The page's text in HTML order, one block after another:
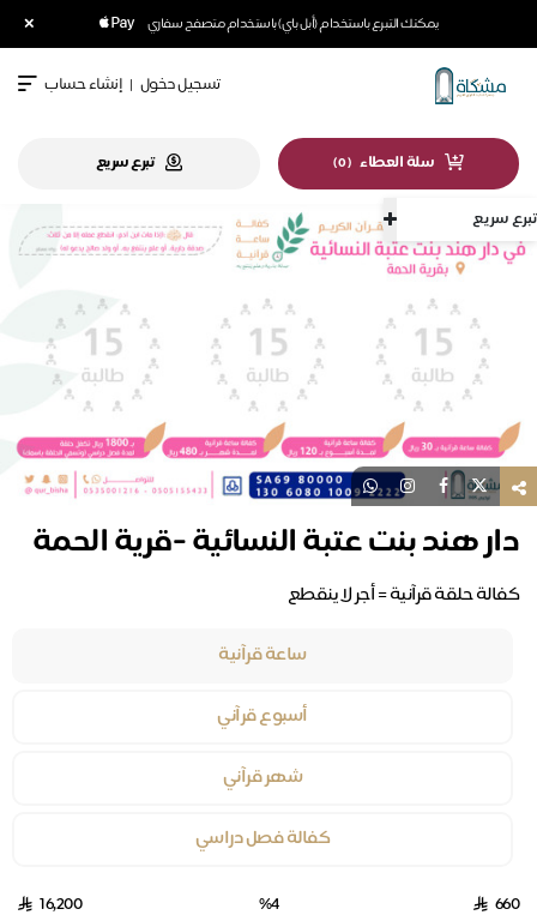
يمكنك التبرع باستخدام (أبل باي) باستخدام متصفح سفاري ×
تبرع سريع
تسجيل دخول | إنشاء حساب
سلة العطاء (
0
) تبرع سريع
دار هند بنت عتبة النسائية -قرية الحمة
كفالة حلقة قرآنية = أجر لا ينقطع
ساعة قرآنية
أسبوع قرآني
شهر قرآني
كفالة فصل دراسي
660
%4
16,200